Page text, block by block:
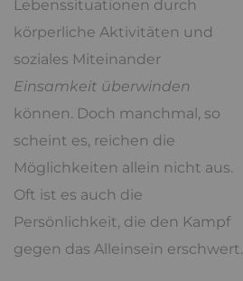
Lebenssituationen durch
körperliche Aktivitäten und
soziales Miteinander
Einsamkeit überwinden
können. Doch manchmal, so
scheint es, reichen die
Möglichkeiten allein nicht aus.
Oft ist es auch die
Persönlichkeit, die den Kampf
gegen das Alleinsein erschwert.